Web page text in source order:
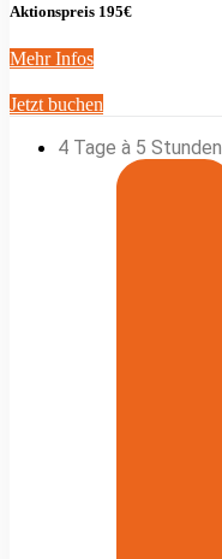
Aktionspreis 195€
Mehr Infos
Jetzt buchen
4 Tage à 5 Stunden